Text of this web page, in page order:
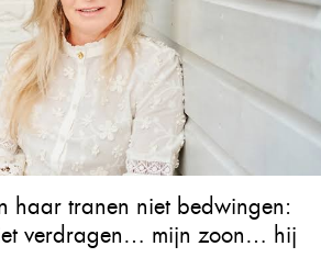
haar tranen niet bedwingen:
verdragen… mijn zoon… hij